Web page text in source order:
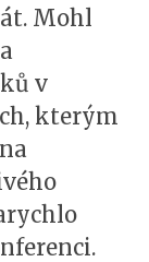
Mohl
v
kterým